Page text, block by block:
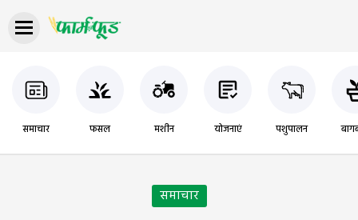
समाचार फसल मशीन योजनाएं पशुपालन
समाचार